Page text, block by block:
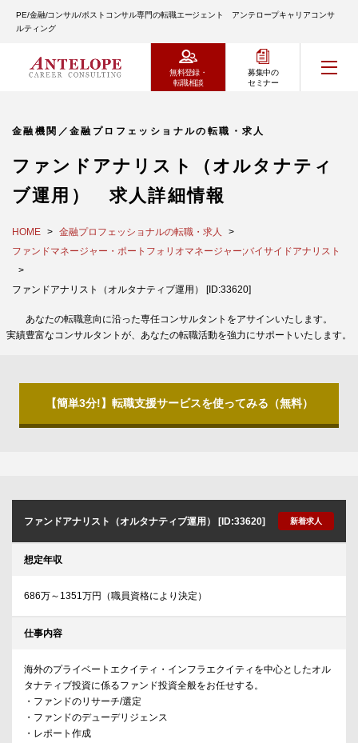
PE/金融/コンサル/ポストコンサル専門の転職エージェント アンテロープキャリアコンサ
ルティング
無料登録・
転職相談
募集中の
セミナー
金融機関／金融プロフェッショナルの転職・求人
ファンドアナリスト（オルタナティ
ブ運用） 求人詳細情報
HOME
金融プロフェッショナルの転職・求人
ファンドマネージャー・ポートフォリオマネージャー;バイサイドアナリスト
ファンドアナリスト（オルタナティブ運用） [ID:33620]
あなたの転職意向に沿った専任コンサルタントをアサインいたします。
実績豊富なコンサルタントが、あなたの転職活動を強力にサポートいたします。
【簡単3分!】転職支援サービスを使ってみる（無料）
ファンドアナリスト（オルタナティブ運用） [ID:33620] 新着求人
想定年収
686万～1351万円（職員資格により決定）
仕事内容
海外のプライベートエクイティ・インフラエクイティを中心としたオル
タナティブ投資に係るファンド投資全般をお任せする。
・ファンドのリサーチ/選定
・ファンドのデューデリジェンス
・レポート作成